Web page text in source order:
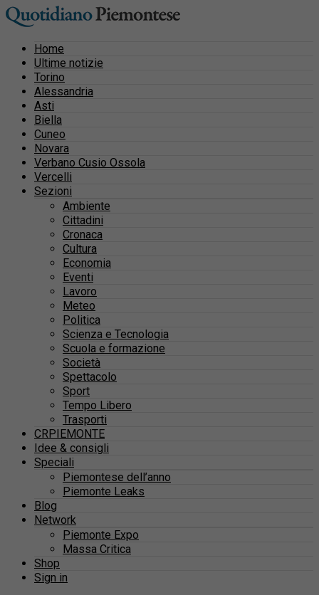
Home
Ultime notizie
Torino
Alessandria
Asti
Biella
Cuneo
Novara
Verbano Cusio Ossola
Vercelli
Sezioni
Ambiente
Cittadini
Cronaca
Cultura
Economia
Eventi
Lavoro
Meteo
Politica
Scienza e Tecnologia
Scuola e formazione
Società
Spettacolo
Sport
Tempo Libero
Trasporti
CRPIEMONTE
Idee & consigli
Speciali
Piemontese dell’anno
Piemonte Leaks
Blog
Network
Piemonte Expo
Massa Critica
Shop
Sign in